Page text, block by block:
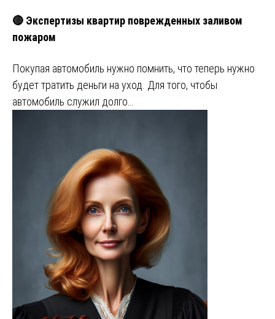
🔴 Экспертизы квартир поврежденных заливом
пожаром
Покупая автомобиль нужно помнить, что теперь нужно
будет тратить деньги на уход. Для того, чтобы
автомобиль служил долго…